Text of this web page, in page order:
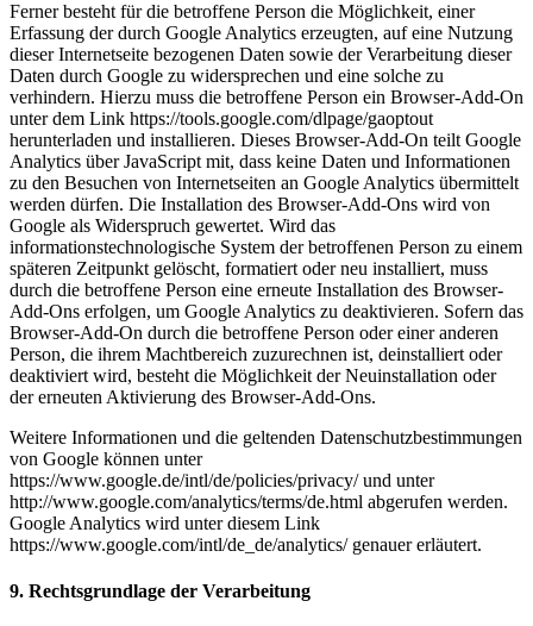
Ferner besteht für die betroffene Person die Möglichkeit, einer
Erfassung der durch Google Analytics erzeugten, auf eine Nutzung
dieser Internetseite bezogenen Daten sowie der Verarbeitung dieser
Daten durch Google zu widersprechen und eine solche zu
verhindern. Hierzu muss die betroffene Person ein Browser-Add-On
unter dem Link https://tools.google.com/dlpage/gaoptout
herunterladen und installieren. Dieses Browser-Add-On teilt Google
Analytics über JavaScript mit, dass keine Daten und Informationen
zu den Besuchen von Internetseiten an Google Analytics übermittelt
werden dürfen. Die Installation des Browser-Add-Ons wird von
Google als Widerspruch gewertet. Wird das
informationstechnologische System der betroffenen Person zu einem
späteren Zeitpunkt gelöscht, formatiert oder neu installiert, muss
durch die betroffene Person eine erneute Installation des Browser-
Add-Ons erfolgen, um Google Analytics zu deaktivieren. Sofern das
Browser-Add-On durch die betroffene Person oder einer anderen
Person, die ihrem Machtbereich zuzurechnen ist, deinstalliert oder
deaktiviert wird, besteht die Möglichkeit der Neuinstallation oder
der erneuten Aktivierung des Browser-Add-Ons.
Weitere Informationen und die geltenden Datenschutzbestimmungen
von Google können unter
https://www.google.de/intl/de/policies/privacy/ und unter
http://www.google.com/analytics/terms/de.html abgerufen werden.
Google Analytics wird unter diesem Link
https://www.google.com/intl/de_de/analytics/ genauer erläutert.
9. Rechtsgrundlage der Verarbeitung